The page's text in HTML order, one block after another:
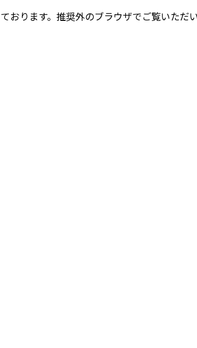
おります。推奨外のブラウザでご覧いただ